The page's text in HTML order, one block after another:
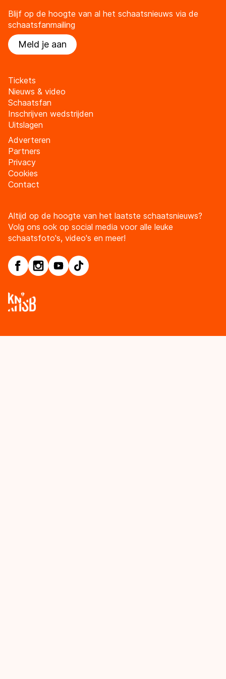
Blijf op de hoogte van al het schaatsnieuws via de
schaatsfanmailing
Meld je aan
Tickets
Nieuws & video
Schaatsfan
Inschrijven wedstrijden
Uitslagen
Adverteren
Partners
Privacy
Cookies
Contact
Altijd op de hoogte van het laatste schaatsnieuws?
Volg ons ook op social media voor alle leuke
schaatsfoto's, video's en meer!